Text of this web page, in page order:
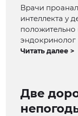
Врачи
интеллекта у
положительно
эндокринолог
Читать далее >
Две